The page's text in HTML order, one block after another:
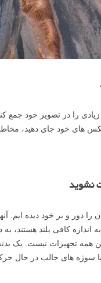
ساعت طلاییتصاویر